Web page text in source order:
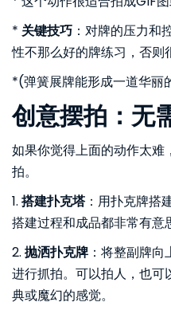
* 关键技巧 ：对牌的压力和
性不那么好的牌练习，否则
*(弹簧展牌能形成一道华丽
创意摆拍：无
如果你觉得上面的动作太
拍。
1. 搭建扑克塔：用扑克牌搭
搭建过程和成品都非常有意
2. 抛洒扑克牌 ：将整副牌
进行抓拍。可以拍人，也
典或魔幻的感觉。